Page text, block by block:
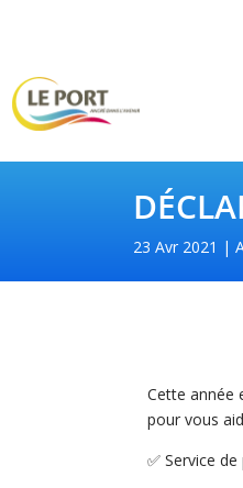
23 Avr 2021
Cette année
pour vous
✅ Service